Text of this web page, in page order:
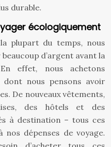
durable.
écologiquement
plupart du temps, nous
d’argent avant la
effet, nous achetons
dont nous pensons avoir
De nouveaux vêtements,
des hôtels et des
à destination – tous ces
nos dépenses de voyage.